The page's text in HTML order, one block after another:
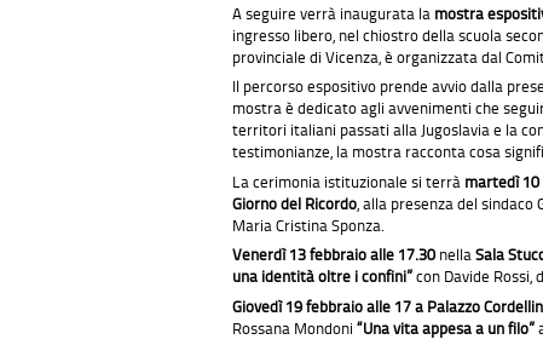
A seguire verrà inaugurata la mostra
ingresso libero, nel chiostro della scuola
provinciale di Vicenza, è organizzata dal
Il percorso espositivo prende avvio dalla
mostra è dedicato agli avvenimenti che
territori italiani passati alla Jugoslavia e la
testimonianze, la mostra racconta cosa
La cerimonia istituzionale si terrà martedì
Giorno del Ricordo, alla presenza del sindaco
Maria Cristina Sponza.
Venerdì 13 febbraio alle 17.30 nellaSala
una identità oltre i confini”con Davide Rossi,
Giovedì 19 febbraio alle 17 a Palazzo
Rossana Mondoni “Una vita appesa a un filo”